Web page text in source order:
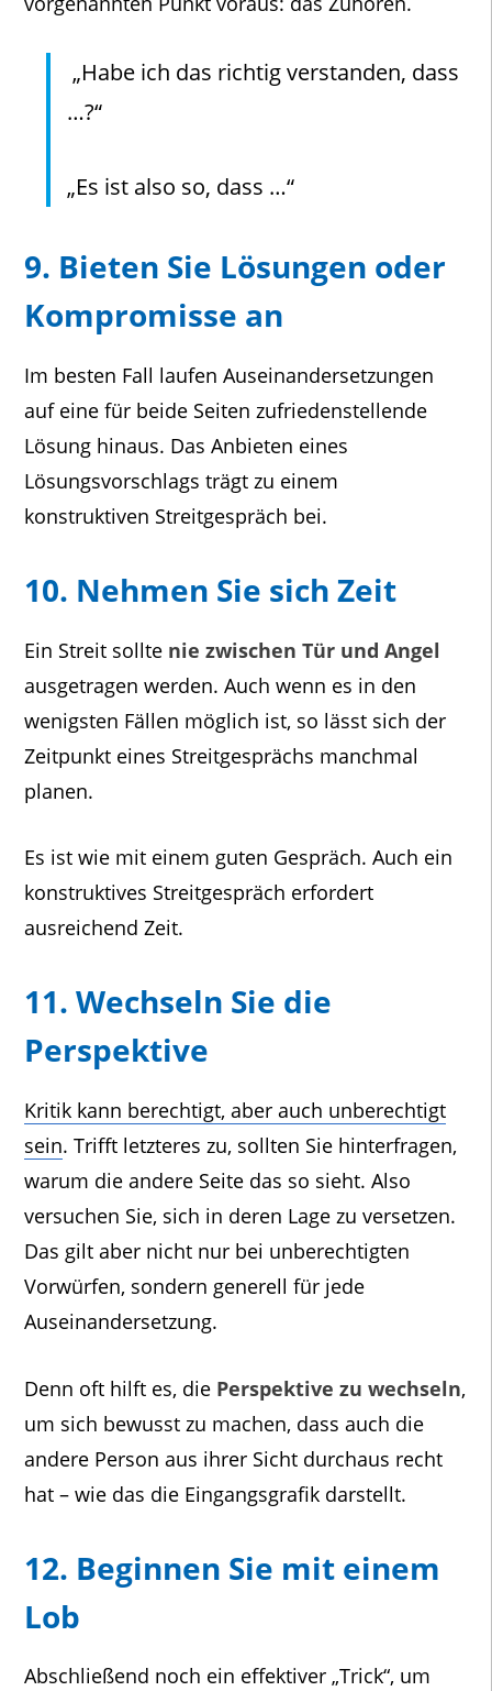
„Habe ich das richtig verstanden, dass
…?“
„Es ist also so, dass …“
9. Bieten Sie Lösungen oder
Kompromisse an
Im besten Fall laufen Auseinandersetzungen
auf eine für beide Seiten zufriedenstellende
Lösung hinaus. Das Anbieten eines
Lösungsvorschlags trägt zu einem
konstruktiven Streitgespräch bei.
10. Nehmen Sie sich Zeit
Ein Streit sollte nie zwischen Tür und Angel
ausgetragen werden. Auch wenn es in den
wenigsten Fällen möglich ist, so lässt sich der
Zeitpunkt eines Streitgesprächs manchmal
planen.
Es ist wie mit einem guten Gespräch. Auch ein
konstruktives Streitgespräch erfordert
ausreichend Zeit.
11. Wechseln Sie die
Perspektive
Kritik kann berechtigt, aber auch unberechtigt
sein. Trifft letzteres zu, sollten Sie hinterfragen,
warum die andere Seite das so sieht. Also
versuchen Sie, sich in deren Lage zu versetzen.
Das gilt aber nicht nur bei unberechtigten
Vorwürfen, sondern generell für jede
Auseinandersetzung.
Denn oft hilft es, diePerspektive zu wechseln,
um sich bewusst zu machen, dass auch die
andere Person aus ihrer Sicht durchaus recht
hat – wie das die Eingangsgrafik darstellt.
12. Beginnen Sie mit einem
Lob
Abschließend noch ein effektiver „Trick“, um